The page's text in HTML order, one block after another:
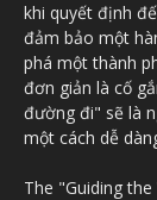
khi quyết định
đảm bảo một
phá một thành
đơn giản là cố
đường đi" sẽ là
một cách dễ
The "Guiding